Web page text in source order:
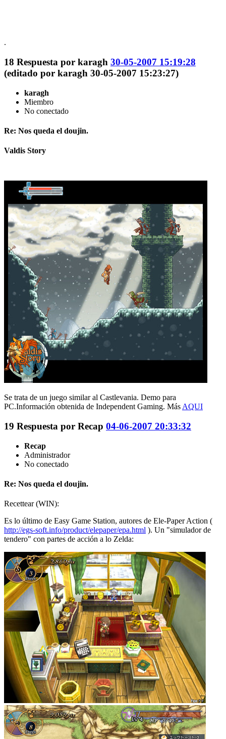
.
18 Respuesta por karagh 30-05-2007 15:19:28
(editado por karagh 30-05-2007 15:23:27)
karagh
Miembro
No conectado
Re: Nos queda el doujin.
Valdis Story
Se trata de un juego similar al Castlevania. Demo para
PC.Información obtenida de Independent Gaming. MásAQUI
19 Respuesta por Recap 04-06-2007 20:33:32
Recap
Administrador
No conectado
Re: Nos queda el doujin.
Recettear (WIN):
Es lo último de Easy Game Station, autores de Ele-Paper Action (
http://egs-soft.info/product/elepaper/epa.html ). Un "simulador de
tendero" con partes de acción a lo Zelda: